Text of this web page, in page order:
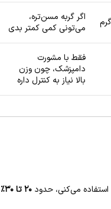
اگر گربه مسن‌تره،
می‌تونی کمی کمتر بدی
فقط با مشورت
دامپزشک، چون وزن
بالا نیاز به کنترل داره
استفاده می‌کنی، حدود
۲۰ تا ۳۰٪